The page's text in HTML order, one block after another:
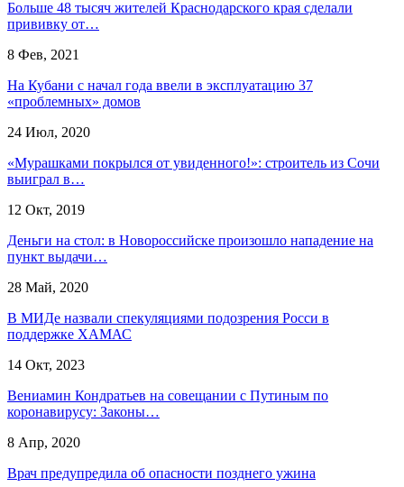
Больше 48 тысяч жителей Краснодарского края сделали
прививку от…
8 Фев, 2021
На Кубани с начал года ввели в эксплуатацию 37
«проблемных» домов
24 Июл, 2020
«Мурашками покрылся от увиденного!»: строитель из Сочи
выиграл в…
12 Окт, 2019
Деньги на стол: в Новороссийске произошло нападение на
пункт выдачи…
28 Май, 2020
В МИДе назвали спекуляциями подозрения Росси в
поддержке ХАМАС
14 Окт, 2023
Вениамин Кондратьев на совещании с Путиным по
коронавирусу: Законы…
8 Апр, 2020
Врач предупредила об опасности позднего ужина